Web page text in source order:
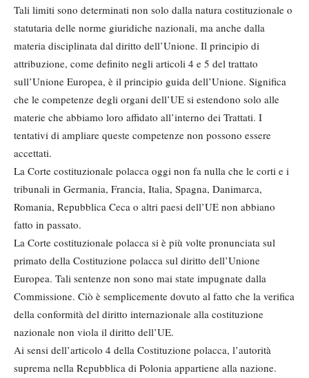
Tali limiti sono determinati non solo dalla natura costituzionale o
statutaria delle norme giuridiche nazionali, ma anche dalla
materia disciplinata dal diritto dell’Unione. Il principio di
attribuzione, come definito negli articoli 4 e 5 del trattato
sull’Unione Europea, è il principio guida dell’Unione. Significa
che le competenze degli organi dell’UE si estendono solo alle
materie che abbiamo loro affidato all’interno dei Trattati. I
tentativi di ampliare queste competenze non possono essere
accettati.
La Corte costituzionale polacca oggi non fa nulla che le corti e i
tribunali in Germania, Francia, Italia, Spagna, Danimarca,
Romania, Repubblica Ceca o altri paesi dell’UE non abbiano
fatto in passato.
La Corte costituzionale polacca si è più volte pronunciata sul
primato della Costituzione polacca sul diritto dell’Unione
Europea. Tali sentenze non sono mai state impugnate dalla
Commissione. Ciò è semplicemente dovuto al fatto che la verifica
della conformità del diritto internazionale alla costituzione
nazionale non viola il diritto dell’UE.
Ai sensi dell’articolo 4 della Costituzione polacca, l’autorità
suprema nella Repubblica di Polonia appartiene alla nazione.